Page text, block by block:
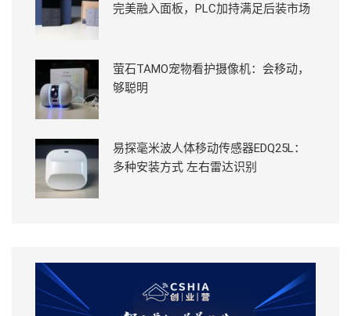
完美融入面板，PLC加持满足后装市场
萤石TAMO宠物看护摄像机：会移动，
够聪明
易探毫米波人体移动传感器EDQ25L：
多种安装方式 左右雷达识别